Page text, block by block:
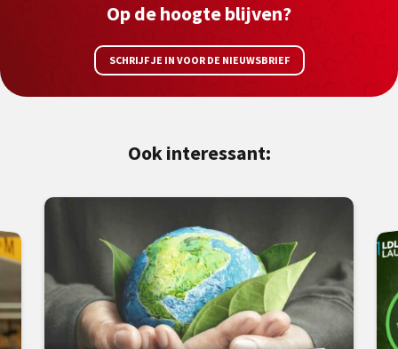
Op de hoogte blijven?
SCHRIJF JE IN VOOR DE NIEUWSBRIEF
Ook interessant: